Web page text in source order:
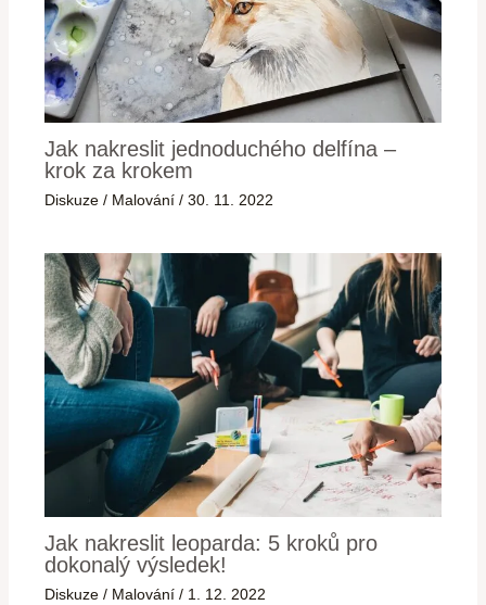
Jak nakreslit jednoduchého delfína –
krok za krokem
Diskuze / Malování /30. 11. 2022
Jak nakreslit leoparda: 5 kroků pro
dokonalý výsledek!
Diskuze / Malování / 1. 12. 2022